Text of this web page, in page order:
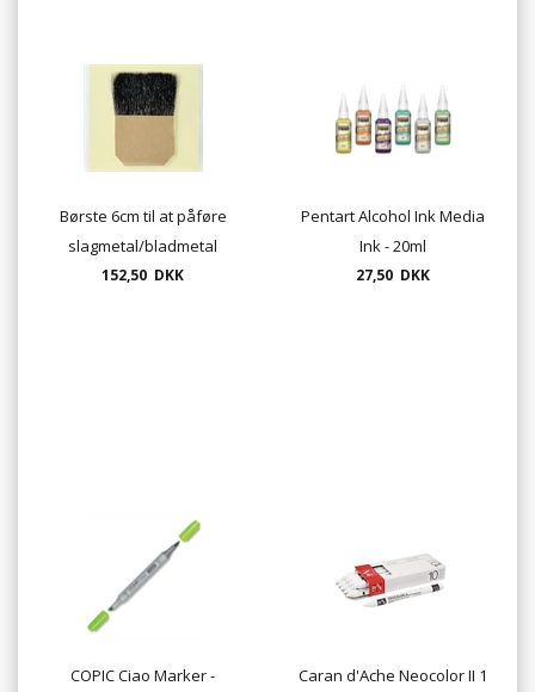
Børste 6cm til at påføre
slagmetal/bladmetal
152,50 DKK
Pentart Alcohol Ink Media
Ink - 20ml
27,50 DKK
COPIC Ciao Marker -
Caran d'Ache Neocolor II 1